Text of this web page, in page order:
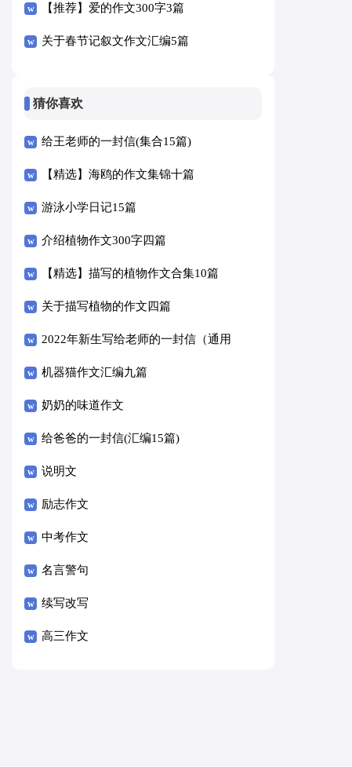
【推荐】爱的作文300字3篇
关于春节记叙文作文汇编5篇
猜你喜欢
给王老师的一封信(集合15篇)
【精选】海鸥的作文集锦十篇
游泳小学日记15篇
介绍植物作文300字四篇
【精选】描写的植物作文合集10篇
关于描写植物的作文四篇
2022年新生写给老师的一封信（通用
8篇）
机器猫作文汇编九篇
奶奶的味道作文
给爸爸的一封信(汇编15篇)
说明文
励志作文
中考作文
名言警句
续写改写
高三作文